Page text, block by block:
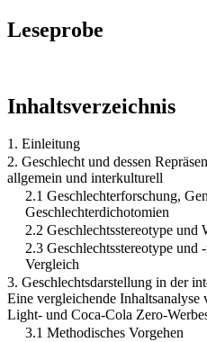
Leseprobe
Inhaltsverzeichnis
1. Einleitung
2. Geschlecht und dessen
allgemein und interkulturell
2.1 Geschlechterforschung,
Geschlechterdichotomien
2.2 Geschlechtsstereotype und
2.3 Geschlechtsstereotype und
Vergleich
3. Geschlechtsdarstellung in der
Eine vergleichende Inhaltsanalyse
Light- und Coca-Cola Zero-
3.1 Methodisches Vorgehen